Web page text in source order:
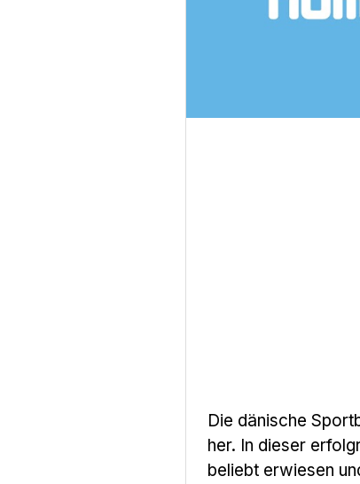
Die dänische
her. In dieser
beliebt erwiesen